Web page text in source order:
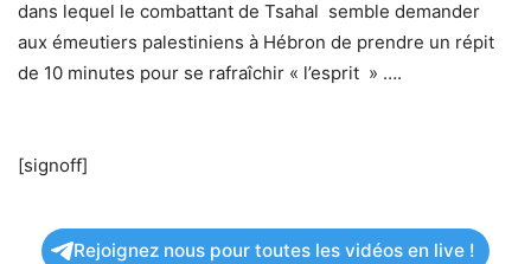
dans lequel le combattant de Tsahal semble demander
aux émeutiers palestiniens à Hébron de prendre un répit
de 10 minutes pour se rafraîchir « l’esprit » ….
[signoff]
Rejoignez nous pour toutes les vidéos en live !